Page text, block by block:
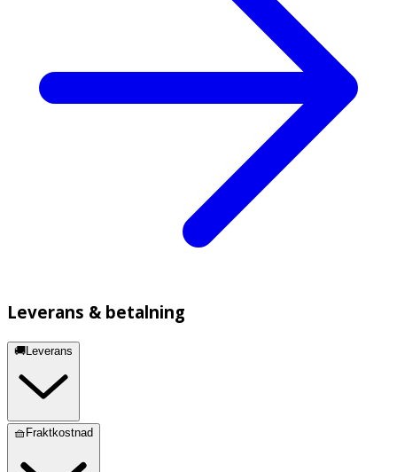
Leverans & betalning
🚚Leverans
🧺Fraktkostnad